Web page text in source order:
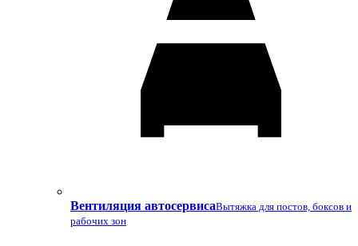
Вентиляция автосервисаВытяжка для постов, боксов и
рабочих зон